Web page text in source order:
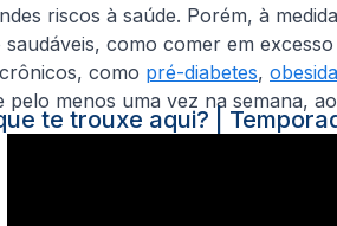
riscos à saúde. Porém, à
como comer em
como pré-diabetes,
menos uma vez na semana,
te trouxe aqui? |